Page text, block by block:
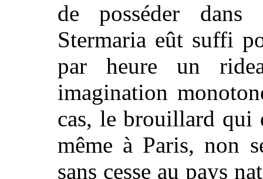
de posséder
Stermaria eût suffi
par heure un
imagination
cas, le brouillard qui
même à Paris, non
sans cesse au pays